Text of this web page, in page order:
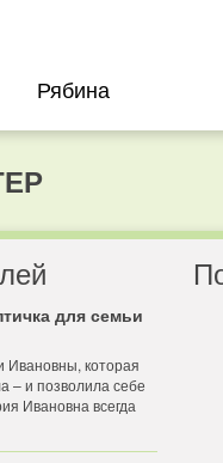
Рябина
для семьи
Ивановны, которая
– и позволила себе
Ивановна всегда